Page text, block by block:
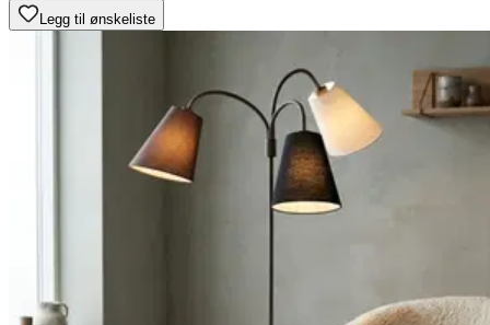
Legg til ønskeliste